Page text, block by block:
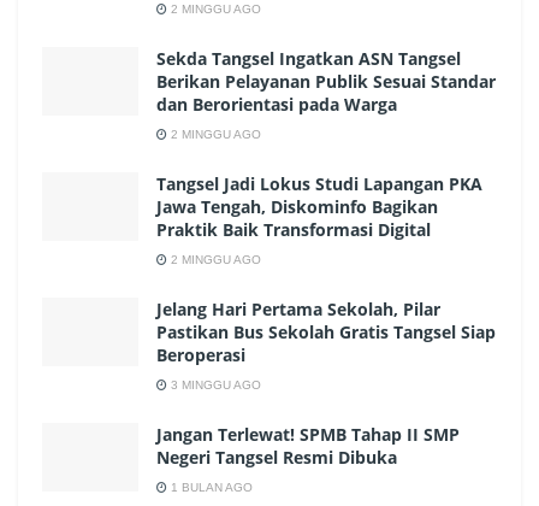
2 MINGGU AGO
Sekda Tangsel Ingatkan ASN Tangsel
Berikan Pelayanan Publik Sesuai Standar
dan Berorientasi pada Warga
2 MINGGU AGO
Tangsel Jadi Lokus Studi Lapangan PKA
Jawa Tengah, Diskominfo Bagikan
Praktik Baik Transformasi Digital
2 MINGGU AGO
Jelang Hari Pertama Sekolah, Pilar
Pastikan Bus Sekolah Gratis Tangsel Siap
Beroperasi
3 MINGGU AGO
Jangan Terlewat! SPMB Tahap II SMP
Negeri Tangsel Resmi Dibuka
1 BULAN AGO